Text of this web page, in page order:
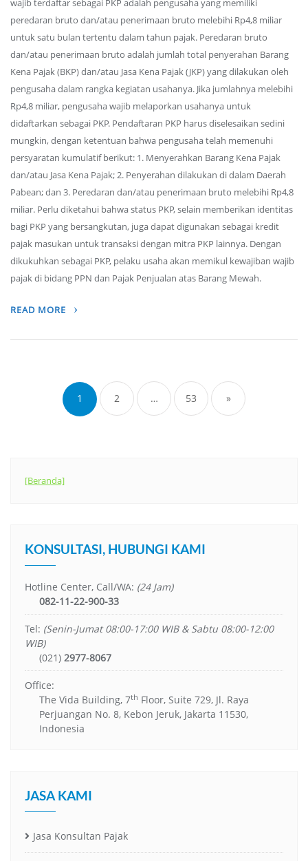
wajib terdaftar sebagai PKP adalah pengusaha yang memiliki
peredaran bruto dan/atau penerimaan bruto melebihi Rp4,8 miliar
untuk satu bulan tertentu dalam tahun pajak. Peredaran bruto
dan/atau penerimaan bruto adalah jumlah total penyerahan Barang
Kena Pajak (BKP) dan/atau Jasa Kena Pajak (JKP) yang dilakukan oleh
pengusaha dalam rangka kegiatan usahanya. Jika jumlahnya melebihi
Rp4,8 miliar, pengusaha wajib melaporkan usahanya untuk
didaftarkan sebagai PKP. Pendaftaran PKP harus diselesaikan sedini
mungkin, dengan ketentuan bahwa pengusaha telah memenuhi
persyaratan kumulatif berikut: 1. Menyerahkan Barang Kena Pajak
dan/atau Jasa Kena Pajak; 2. Penyerahan dilakukan di dalam Daerah
Pabean; dan 3. Peredaran dan/atau penerimaan bruto melebihi Rp4,8
miliar. Perlu diketahui bahwa status PKP, selain memberikan identitas
bagi PKP yang bersangkutan, juga dapat digunakan sebagai kredit
pajak masukan untuk transaksi dengan mitra PKP lainnya. Dengan
dikukuhkan sebagai PKP, pelaku usaha akan memikul kewajiban wajib
pajak di bidang PPN dan Pajak Penjualan atas Barang Mewah.
READ MORE
navigation
1 2 … 53 »
[Beranda]
KONSULTASI, HUBUNGI KAMI
Hotline Center, Call/WA: (24 Jam)
082-11-22-900-33
Tel: (Senin-Jumat 08:00-17:00 WIB & Sabtu 08:00-12:00
WIB)
(021) 2977-8067
Office:
The Vida Building, 7th Floor, Suite 729, Jl. Raya
Perjuangan No. 8, Kebon Jeruk, Jakarta 11530,
Indonesia
JASA KAMI
Jasa Konsultan Pajak